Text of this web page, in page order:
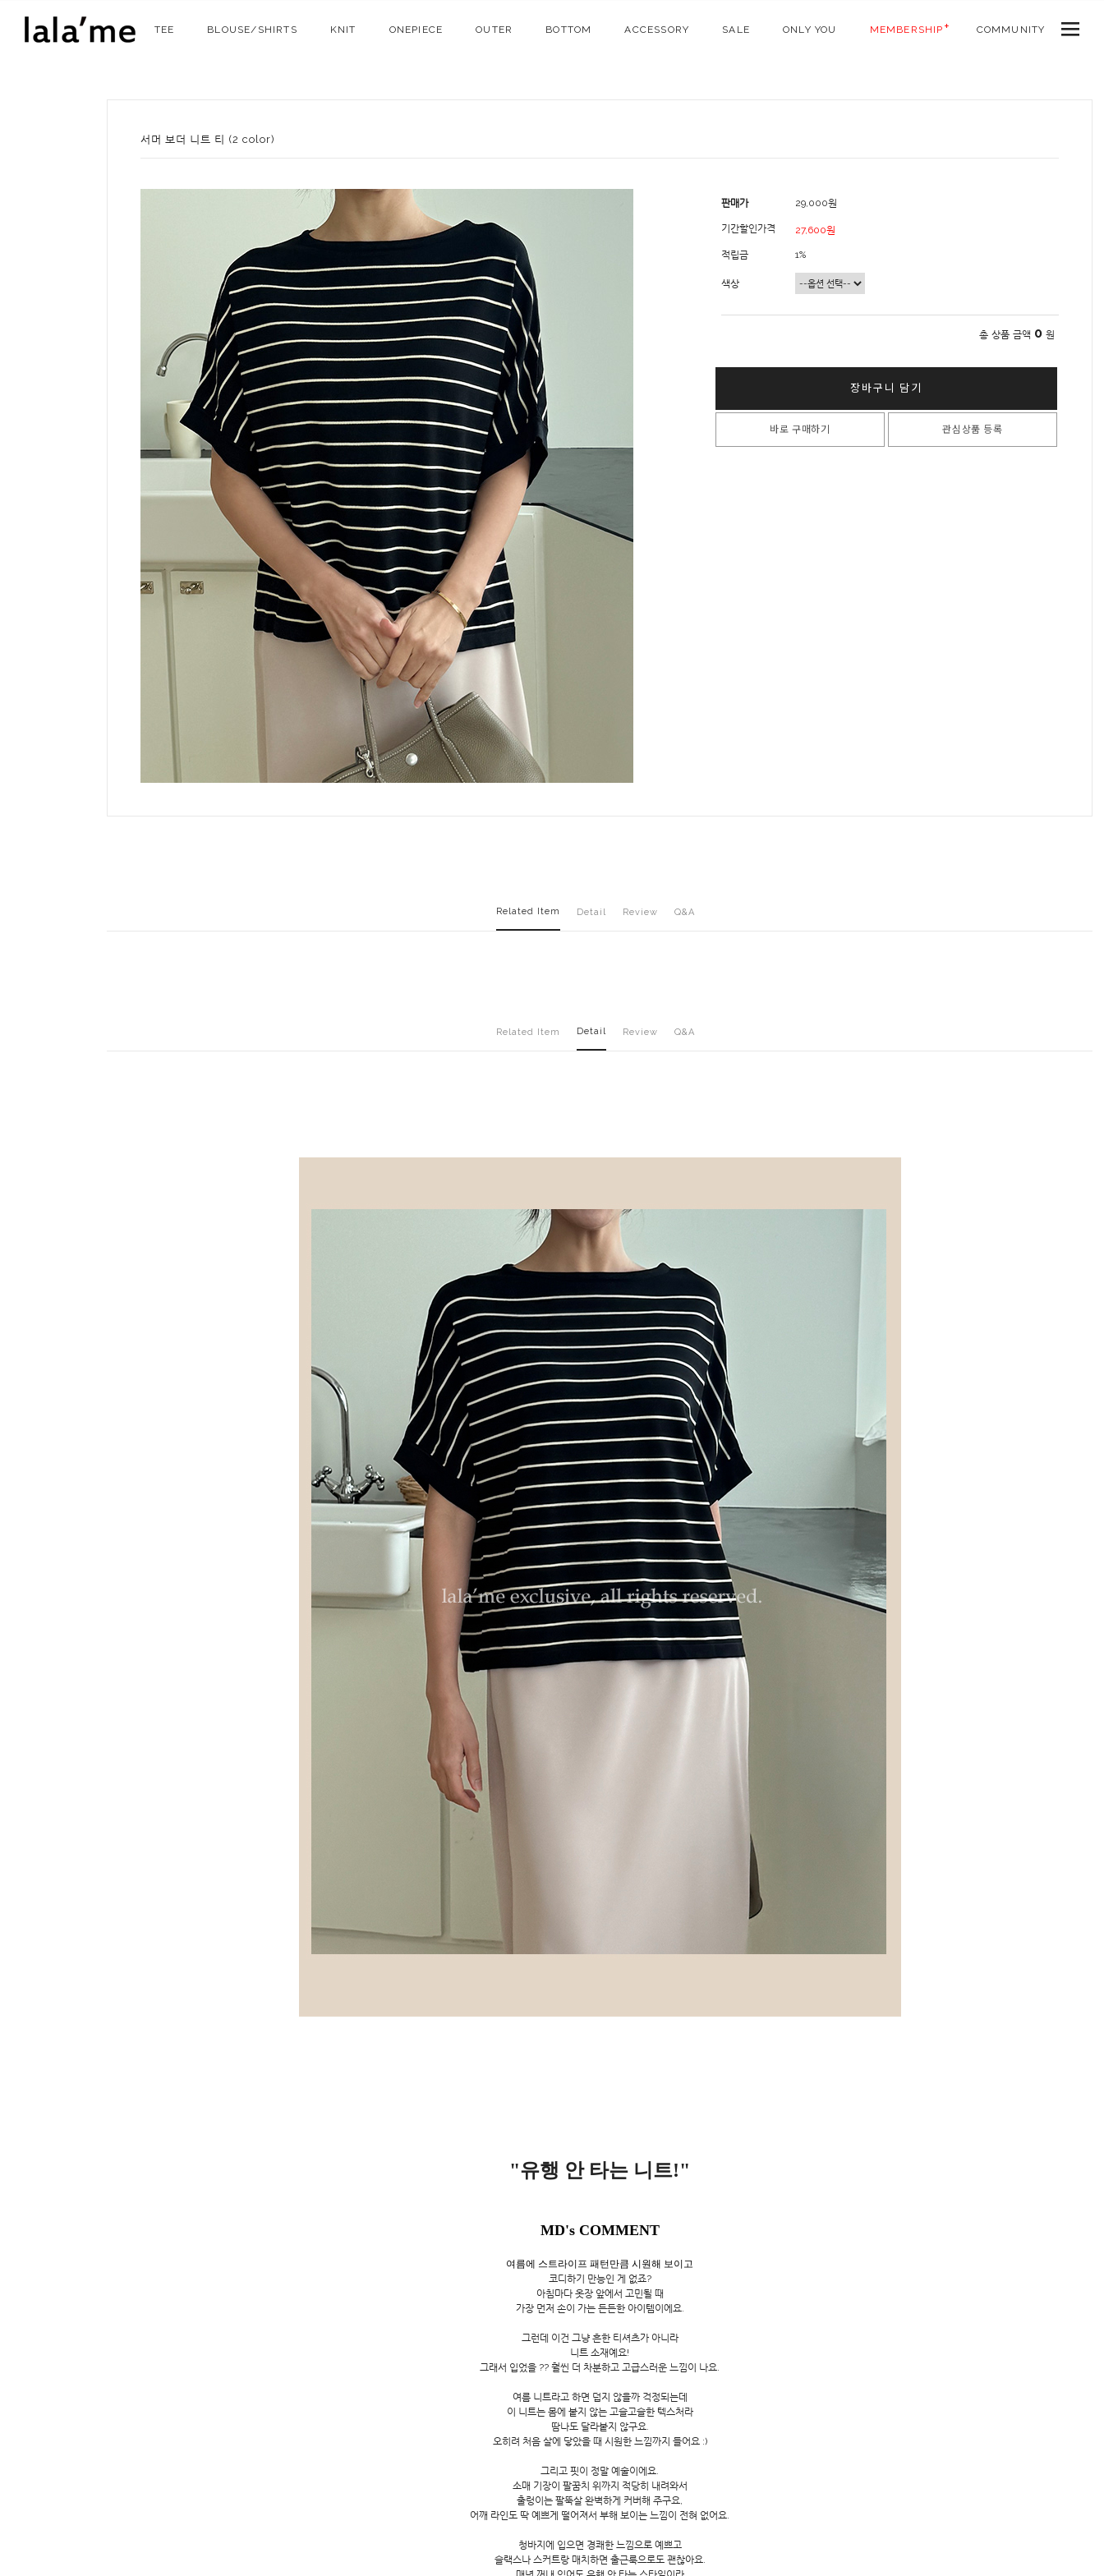
TEE BLOUSE/SHIRTS KNIT ONEPIECE OUTER BOTTOM ACCESSORY SALE ONLY YOU MEMBERSHIP COMMUNITY
서머 보더 니트 티 (2 color)
판매가 29,000원
기간할인가격 27,600원
적립금 1%
색상
총 상품 금액 0 원
장바구니 담기
바로 구매하기 관심상품 등록
Related Item Detail Review Q&A
Related Item Detail Review Q&A
"유행 안 타는 니트!"
MD's COMMENT
여름에 스트라이프 패턴만큼 시원해 보이고
코디하기 만능인 게 없죠?
아침마다 옷장 앞에서 고민될 때
가장 먼저 손이 가는 든든한 아이템이에요.
그런데 이건 그냥 흔한 티셔츠가 아니라
니트 소재예요!
그래서 입었을 ?? 훨씬 더 차분하고 고급스러운 느낌이 나요.
여름 니트라고 하면 덥지 않을까 걱정되는데
이 니트는 몸에 붙지 않는 고슬고슬한 텍스처라
땀나도 달라붙지 않구요.
오히려 처음 살에 닿았을 때 시원한 느낌까지 들어요 :)
그리고 핏이 정말 예술이에요.
소매 기장이 팔꿈치 위까지 적당히 내려와서
출렁이는 팔뚝살 완벽하게 커버해 주구요,
어깨 라인도 딱 예쁘게 떨어져서 부해 보이는 느낌이 전혀 없어요.
청바지에 입으면 경쾌한 느낌으로 예쁘고
슬랙스나 스커트랑 매치하면 출근룩으로도 괜찮아요.